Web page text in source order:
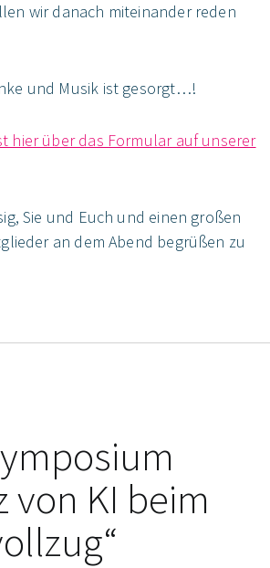
wir danach miteinander reden
und Musik ist gesorgt…!
hier über das Formular auf unserer
Sie und Euch und einen großen
an dem Abend begrüßen zu
von KI beim